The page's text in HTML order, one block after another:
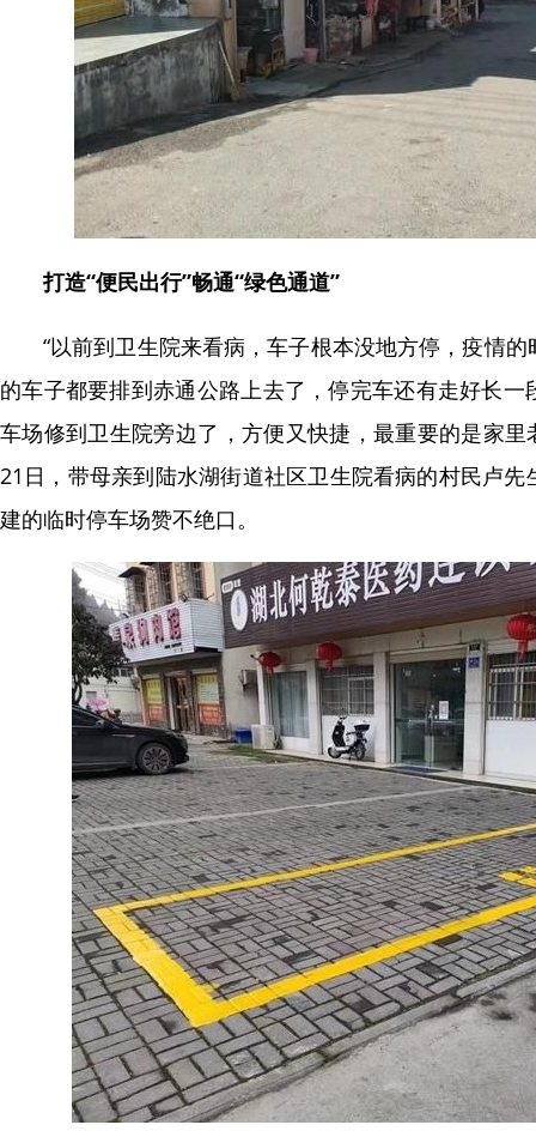
打造“便民出行”畅通“绿色通道”
“以前到卫生院来看病，车子根本没地方停，疫情
的车子都要排到赤通公路上去了，停完车还有走好长一
车场修到卫生院旁边了，方便又快捷，最重要的是家里
21日，带母亲到陆水湖街道社区卫生院看病的村民卢
建的临时停车场赞不绝口。